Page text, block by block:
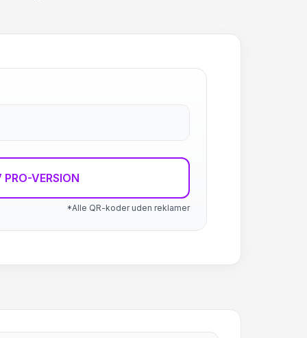
PRO-VERSION
*Alle QR-koder uden reklamer